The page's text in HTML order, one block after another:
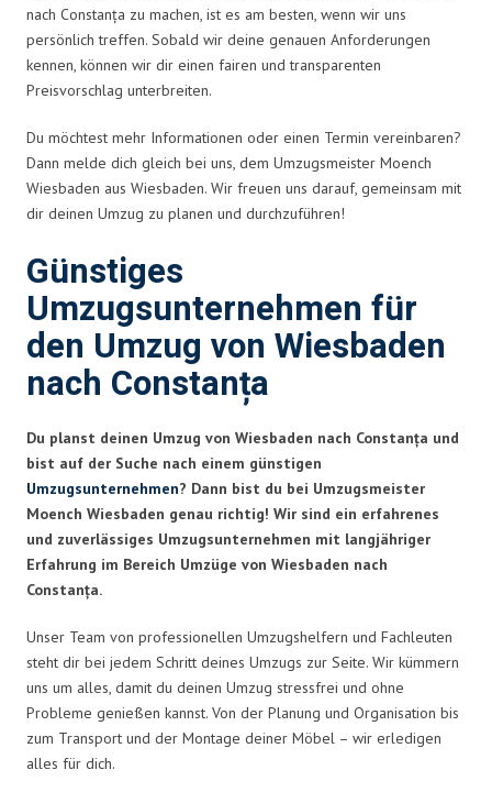
nach Constanța zu machen, ist es am besten, wenn wir uns
persönlich treffen. Sobald wir deine genauen Anforderungen
kennen, können wir dir einen fairen und transparenten
Preisvorschlag unterbreiten.
Du möchtest mehr Informationen oder einen Termin vereinbaren?
Dann melde dich gleich bei uns, dem Umzugsmeister Moench
Wiesbaden aus Wiesbaden. Wir freuen uns darauf, gemeinsam mit
dir deinen Umzug zu planen und durchzuführen!
Günstiges
Umzugsunternehmen für
den Umzug von Wiesbaden
nach Constanța
Du planst deinen Umzug von Wiesbaden nach Constanța und
bist auf der Suche nach einem günstigen
Umzugsunternehmen? Dann bist du bei Umzugsmeister
Moench Wiesbaden genau richtig! Wir sind ein erfahrenes
und zuverlässiges Umzugsunternehmen mit langjähriger
Erfahrung im Bereich Umzüge von Wiesbaden nach
Constanța.
Unser Team von professionellen Umzugshelfern und Fachleuten
steht dir bei jedem Schritt deines Umzugs zur Seite. Wir kümmern
uns um alles, damit du deinen Umzug stressfrei und ohne
Probleme genießen kannst. Von der Planung und Organisation bis
zum Transport und der Montage deiner Möbel – wir erledigen
alles für dich.